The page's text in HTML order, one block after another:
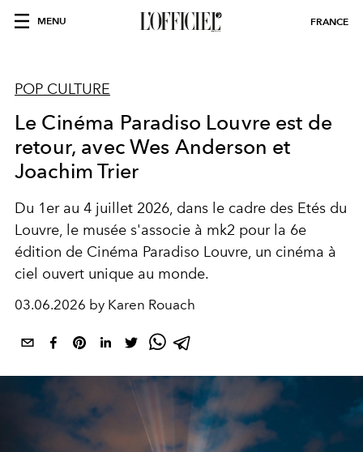
MENU FRANCE
POP CULTURE
Le Cinéma Paradiso Louvre est de
retour, avec Wes Anderson et
Joachim Trier
Du 1er au 4 juillet 2026, dans le cadre des Etés du
Louvre, le musée s'associe à mk2 pour la 6e
édition de Cinéma Paradiso Louvre, un cinéma à
ciel ouvert unique au monde.
03.06.2026 by Karen Rouach